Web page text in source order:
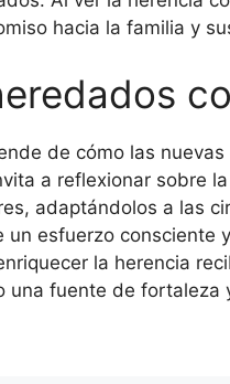
hacia la familia y
de cómo las nuevas
a reflexionar sobre
adaptándolos a las
esfuerzo consciente
la herencia
una fuente de fortaleza